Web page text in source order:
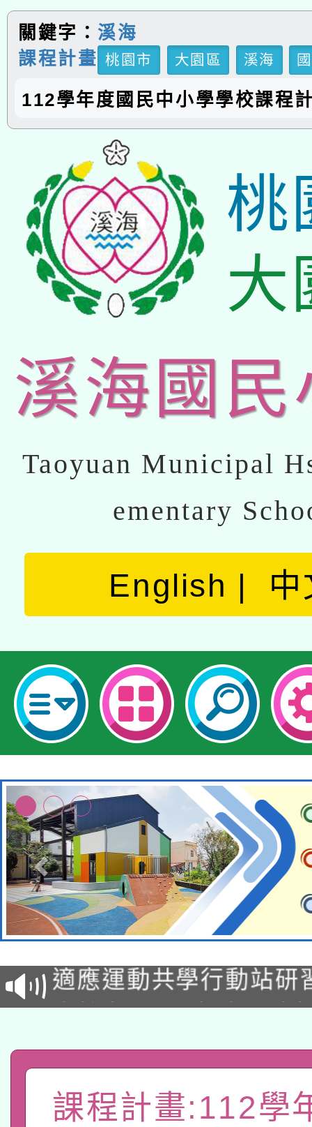
關鍵字： 溪海
課程計畫 桃園市 大園區 溪海
112學年度國民中小學學校課程
桃
大
溪海國民
Taoyuan Municipal
ementary
English 中
本校115學年度第2次
招甄選結果公告(無人
招)
適應運動共學行動站研
本館辦理115年度閱讀
暨閱讀推動專業研習
A3數位素養講師名單
「數位內容與教學軟體
課程計畫:112學